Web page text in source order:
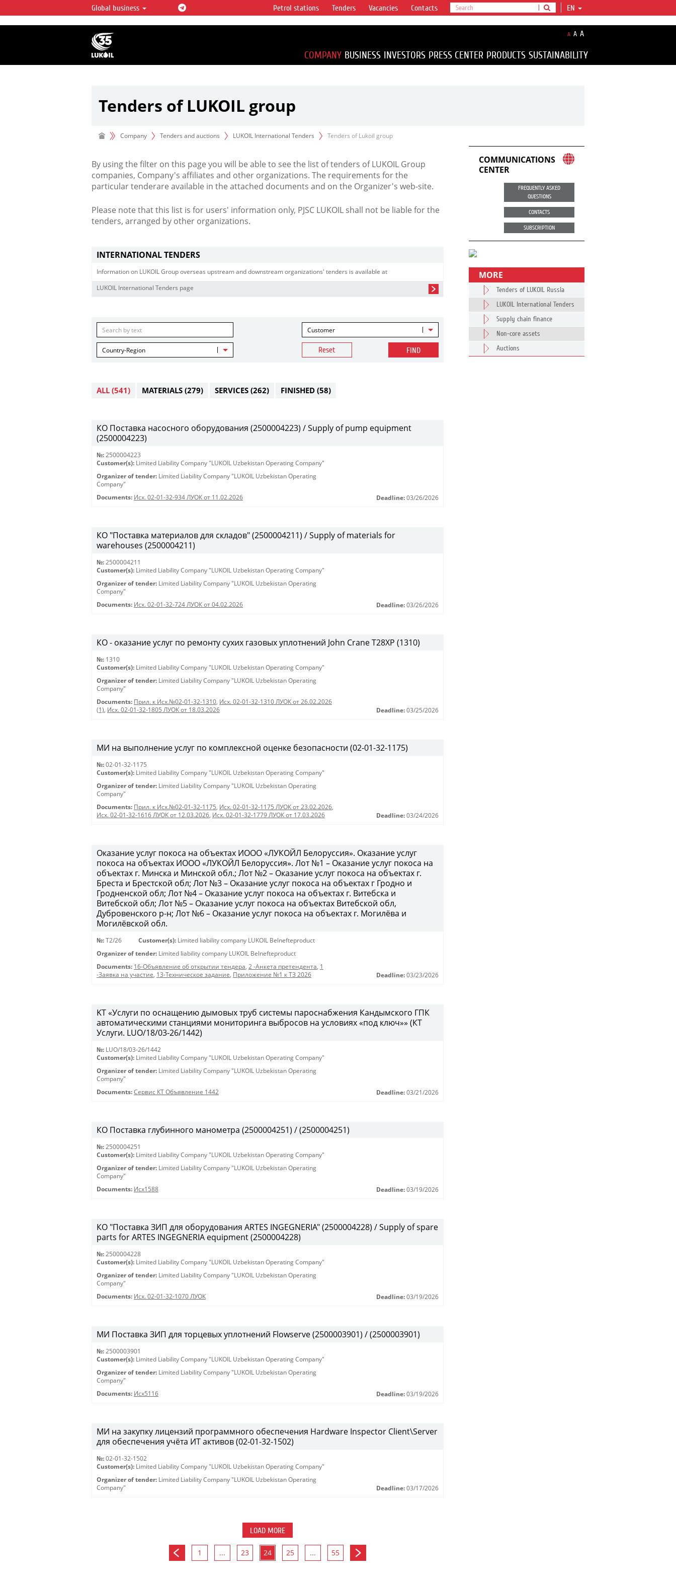
LUKOIL OVERVIEW
LUKOIL is one of the largest oil & gas vertical
integrated companies in the world accounting for
over 2% of crude production and circa 1% of proved
hydrocarbon reserves globally.
Global business EN
Petrol stations Tenders Vacancies Contacts
A A A
COMPANY BUSINESS INVESTORS PRESS CENTER PRODUCTS SUSTAINABILITY
Tenders of LUKOIL group
Company Tenders and auctions LUKOIL International Tenders Tenders of Lukoil group
By using the filter on this page you will be able to see the list of tenders of LUKOIL Group
companies, Company's affiliates and other organizations. The requirements for the
particular tenderare available in the attached documents and on the Organizer's web-site.
Please note that this list is for users' information only, PJSC LUKOIL shall not be liable for the
tenders, arranged by other organizations.
INTERNATIONAL TENDERS
Information on LUKOIL Group overseas upstream and downstream organizations' tenders is available at
LUKOIL International Tenders page
Customer
Country-Region Reset FIND
ALL (541) MATERIALS (279) SERVICES (262) FINISHED (58)
КО Поставка насосного оборудования (2500004223) / Supply of pump equipment
(2500004223)
№: 2500004223
Customer(s): Limited Liability Company "LUKOIL Uzbekistan Operating Company"
Organizer of tender: Limited Liability Company "LUKOIL Uzbekistan Operating
Company"
Documents: Исх. 02-01-32-934 ЛУОК от 11.02.2026 Deadline: 03/26/2026
КО "Поставка материалов для складов" (2500004211) / Supply of materials for
warehouses (2500004211)
№: 2500004211
Customer(s): Limited Liability Company "LUKOIL Uzbekistan Operating Company"
Organizer of tender: Limited Liability Company "LUKOIL Uzbekistan Operating
Company"
Documents: Исх. 02-01-32-724 ЛУОК от 04.02.2026 Deadline: 03/26/2026
КО - оказание услуг по ремонту сухих газовых уплотнений John Crane T28XP (1310)
№: 1310
Customer(s): Limited Liability Company "LUKOIL Uzbekistan Operating Company"
Organizer of tender: Limited Liability Company "LUKOIL Uzbekistan Operating
Company"
Documents: Прил. к Исх.№02-01-32-1310, Исх. 02-01-32-1310 ЛУОК от 26.02.2026
(1), Исх. 02-01-32-1805 ЛУОК от 18.03.2026 Deadline: 03/25/2026
МИ на выполнение услуг по комплексной оценке безопасности (02-01-32-1175)
№: 02-01-32-1175
Customer(s): Limited Liability Company "LUKOIL Uzbekistan Operating Company"
Organizer of tender: Limited Liability Company "LUKOIL Uzbekistan Operating
Company"
Documents: Прил. к Исх.№02-01-32-1175, Исх. 02-01-32-1175 ЛУОК от 23.02.2026,
Исх. 02-01-32-1616 ЛУОК от 12.03.2026, Исх. 02-01-32-1779 ЛУОК от 17.03.2026 Deadline: 03/24/2026
Оказание услуг покоса на объектах ИООО «ЛУКОЙЛ Белоруссия». Оказание услуг
покоса на объектах ИООО «ЛУКОЙЛ Белоруссия». Лот №1 – Оказание услуг покоса на
объектах г. Минска и Минской обл.; Лот №2 – Оказание услуг покоса на объектах г.
Бреста и Брестской обл; Лот №3 – Оказание услуг покоса на объектах г Гродно и
Гродненской обл; Лот №4 – Оказание услуг покоса на объектах г. Витебска и
Витебской обл; Лот №5 – Оказание услуг покоса на объектах Витебской обл,
Дубровенского р-н; Лот №6 – Оказание услуг покоса на объектах г. Могилёва и
Могилёвской обл.
№: T2/26 Customer(s): Limited liability company LUKOIL Belnefteproduct
Organizer of tender: Limited liability company LUKOIL Belnefteproduct
Documents: 16-Объявление об открытии тендера, 2 -Анкета претендента, 1
-Заявка на участие, 13-Техническое задание, Приложение №1 к ТЗ 2026 Deadline: 03/23/2026
KT «Услуги по оснащению дымовых труб системы пароснабжения Кандымского ГПК
автоматическими станциями мониторинга выбросов на условиях «под ключ»» (КТ
Услуги. LUO/18/03-26/1442)
№: LUO/18/03-26/1442
Customer(s): Limited Liability Company "LUKOIL Uzbekistan Operating Company"
Organizer of tender: Limited Liability Company "LUKOIL Uzbekistan Operating
Company"
Documents: Сервис КТ Объявление 1442 Deadline: 03/21/2026
КО Поставка глубинного манометра (2500004251) / (2500004251)
№: 2500004251
Customer(s): Limited Liability Company "LUKOIL Uzbekistan Operating Company"
Organizer of tender: Limited Liability Company "LUKOIL Uzbekistan Operating
Company"
Documents: Исх1588 Deadline: 03/19/2026
КО "Поставка ЗИП для оборудования ARTES INGEGNERIA" (2500004228) / Supply of spare
parts for ARTES INGEGNERIA equipment (2500004228)
№: 2500004228
Customer(s): Limited Liability Company "LUKOIL Uzbekistan Operating Company"
Organizer of tender: Limited Liability Company "LUKOIL Uzbekistan Operating
Company"
Documents: Исх. 02-01-32-1070 ЛУОК Deadline: 03/19/2026
МИ Поставка ЗИП для торцевых уплотнений Flowserve (2500003901) / (2500003901)
№: 2500003901
Customer(s): Limited Liability Company "LUKOIL Uzbekistan Operating Company"
Organizer of tender: Limited Liability Company "LUKOIL Uzbekistan Operating
Company"
Documents: Исх5116 Deadline: 03/19/2026
МИ на закупку лицензий программного обеспечения Hardware Inspector Client\Server
для обеспечения учёта ИТ активов (02-01-32-1502)
№: 02-01-32-1502
Customer(s): Limited Liability Company "LUKOIL Uzbekistan Operating Company"
Organizer of tender: Limited Liability Company "LUKOIL Uzbekistan Operating
Company"
Deadline: 03/17/2026
LOAD MORE
1 ... 23 24 25 ... 55
COMMUNICATIONS
CENTER
FREQUENTLY ASKED
QUESTIONS
CONTACTS
SUBSCRIPTION
MORE
Tenders of LUKOIL Russia
LUKOIL International Tenders
Supply chain finance
Non-core assets
Auctions